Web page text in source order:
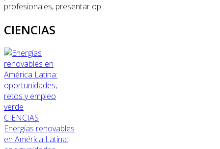
profesionales, presentar op...
CIENCIAS
CIENCIAS
Energías renovables
en América Latina: